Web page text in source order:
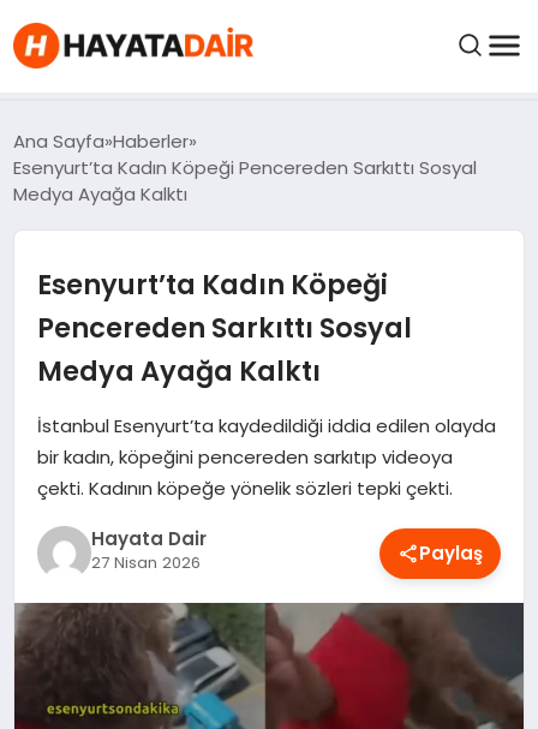
FIYATLAR
HABERLER
İNCELEMELER
KIMDIR?
NEDIR?
OYUN
RÜYA TABIRLERI
SAĞLIK
Ana Sayfa Haberler
Esenyurt’ta Kadın Köpeği Pencereden Sarkıttı Sosyal
Medya Ayağa Kalktı
Esenyurt’ta Kadın Köpeği
Pencereden Sarkıttı Sosyal
Medya Ayağa Kalktı
İstanbul Esenyurt’ta kaydedildiği iddia edilen olayda
bir kadın, köpeğini pencereden sarkıtıp videoya
çekti. Kadının köpeğe yönelik sözleri tepki çekti.
Hayata Dair
27 Nisan 2026 Paylaş